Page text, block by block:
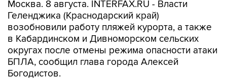
возобновили работу пляжей курорта, а также
в Кабардинском и Дивноморском сельских
округах после отмены режима опасности атаки
БПЛА, сообщил глава города Алексей
Богодистов.
"Уважаемые жители и гости Геленджика, все